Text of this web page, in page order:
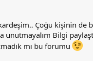
Çoğu kişinin de
unutmayalım Bilgi
mı bu forumu